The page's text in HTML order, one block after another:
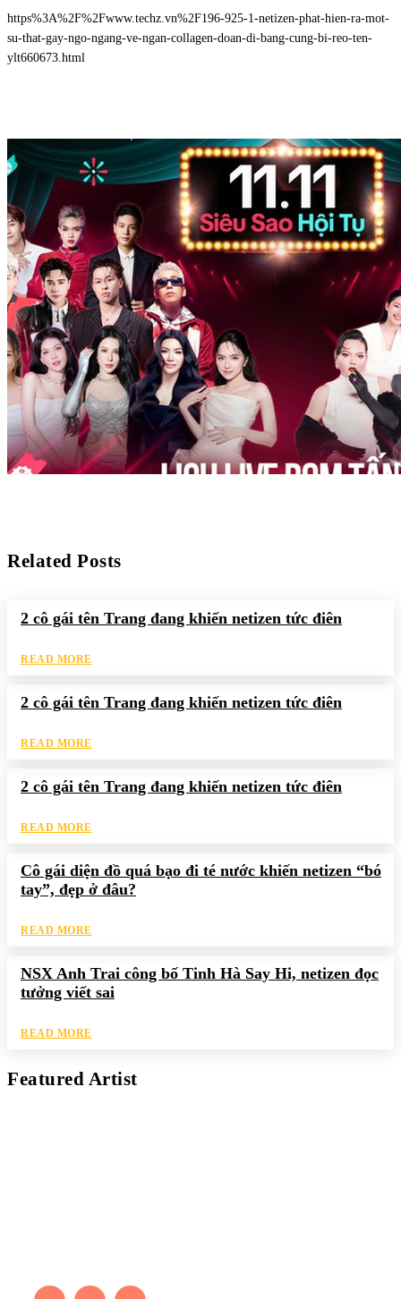
Related Posts
2 cô gái tên Trang đang khiến netizen tức điên
READ MORE
2 cô gái tên Trang đang khiến netizen tức điên
READ MORE
2 cô gái tên Trang đang khiến netizen tức điên
READ MORE
Cô gái diện đồ quá bạo đi té nước khiến netizen “bó
tay”, đẹp ở đâu?
READ MORE
NSX Anh Trai công bố Tinh Hà Say Hi, netizen đọc
tưởng viết sai
READ MORE
Featured Artist
https%3A%2F%2Fwww.techz.vn%2F196-925-1-netizen-phat-hien-ra-mot-
su-that-gay-ngo-ngang-ve-ngan-collagen-doan-di-bang-cung-bi-reo-ten-
ylt660673.html